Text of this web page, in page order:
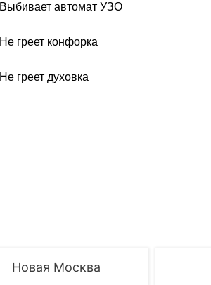
Выбивает автомат УЗО
Не греет конфорка
Не греет духовка
Новая Москва